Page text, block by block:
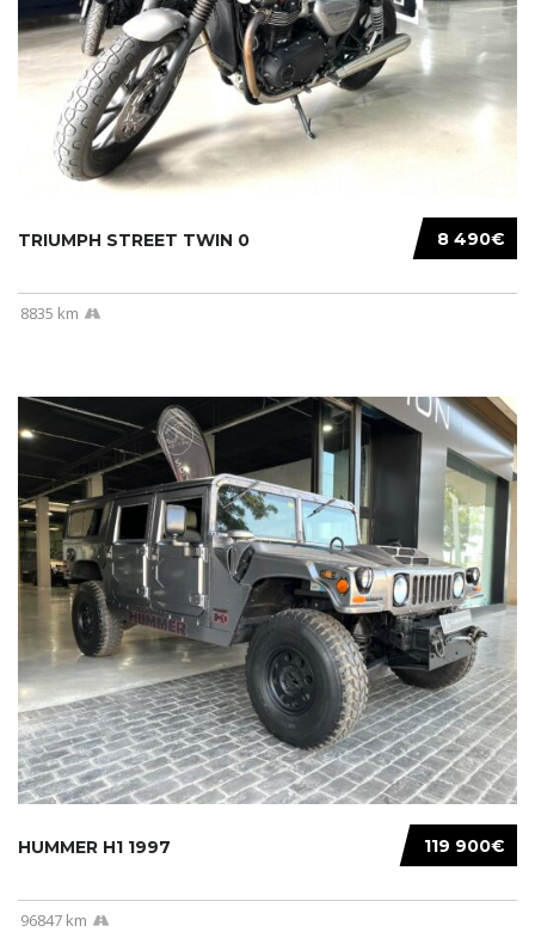
8 490€
TRIUMPH STREET TWIN 0
8835 km
119 900€
HUMMER H1 1997
96847 km